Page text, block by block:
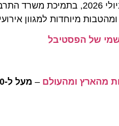
פסטיבל הקולנוע ירושלים מתקיים בין התאריכים
מיוחדות למגוון אירועי
של הפסטיבל
–מעל ל-800 חברים